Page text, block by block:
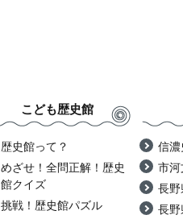
こども歴史館
歴史館って？
めざせ！全問正解！歴史
館クイズ
挑戦！歴史館パズル
信濃
市河
長野
長野